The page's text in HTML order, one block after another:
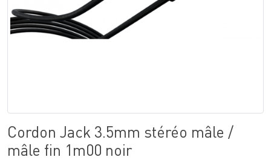
Cordon Jack 3.5mm stéréo mâle /
mâle fin 1m00 noir